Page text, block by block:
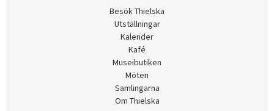
Besök Thielska
Utställningar
Kalender
Kafé
Museibutiken
Möten
Samlingarna
Om Thielska